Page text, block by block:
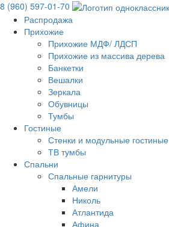
8 (960) 597-01-70
Распродажа
Прихожие
Прихожие МДФ/ ЛДСП
Прихожие из массива дерева
Банкетки
Вешалки
Зеркала
Обувницы
Тумбы
Гостиные
Стенки и модульные гостиные
ТВ тумбы
Спальни
Спальные гарнитуры
Амели
Николь
Атлантида
Афина